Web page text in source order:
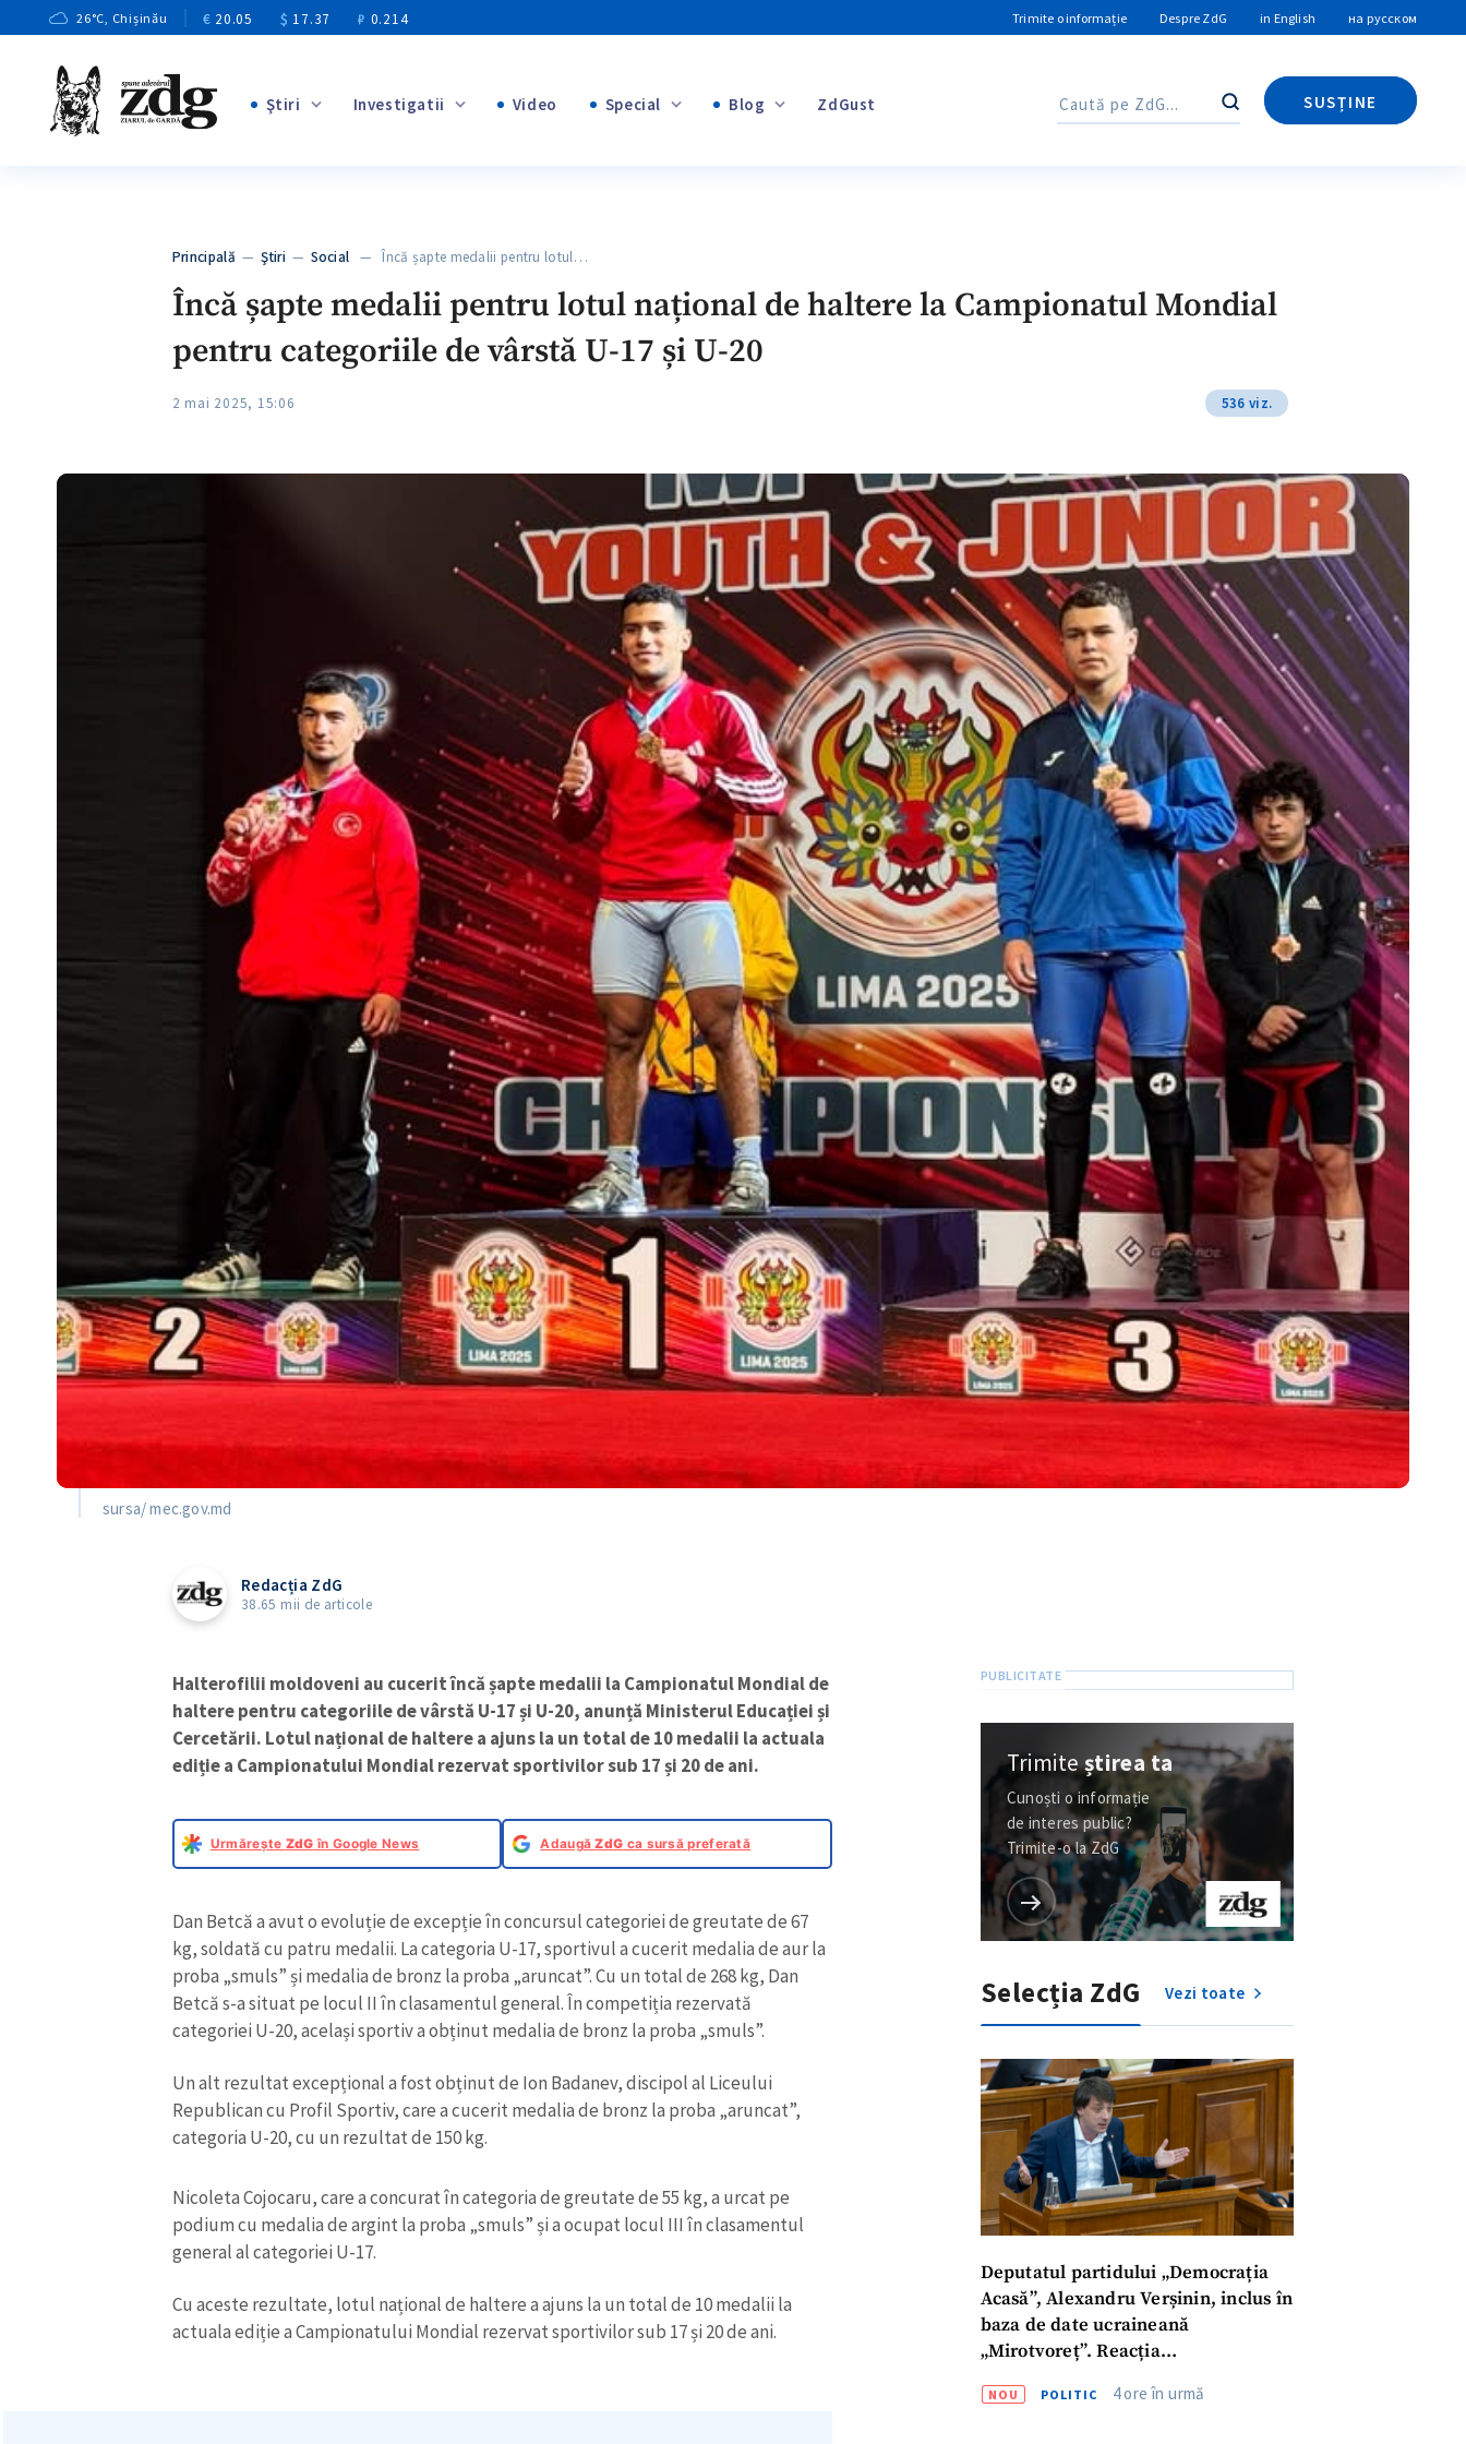
26°C, Chișinău € 20.05 $ 17.37 ₽ 0.214 Trimite o informație Despre ZdG in English на русском
Ştiri Investigatii Video Special
+1
Blog ZdGust Caută
SUSȚINE
Caută
Principală —Ştiri —Social — Încă șapte medalii pentru lotul…
Încă șapte medalii pentru lotul național de haltere la Campionatul Mondial
pentru categoriile de vârstă U-17 și U-20
2 mai 2025, 15:06 536 viz.
sursa/ mec.gov.md
Redacția ZdG
38.65 mii de articole
Halterofilii moldoveni au cucerit încă șapte medalii la Campionatul Mondial de
haltere pentru categoriile de vârstă U-17 și U-20, anunță Ministerul Educației și
Cercetării. Lotul național de haltere a ajuns la un total de 10 medalii la actuala
ediție a Campionatului Mondial rezervat sportivilor sub 17 și 20 de ani.
Urmărește ZdG în Google News AdaugăZdG ca sursă preferată
Dan Betcă a avut o evoluție de excepție în concursul categoriei de greutate de 67
kg, soldată cu patru medalii. La categoria U-17, sportivul a cucerit medalia de aur la
proba „smuls” și medalia de bronz la proba „aruncat”. Cu un total de 268 kg, Dan
Betcă s-a situat pe locul II în clasamentul general. În competiția rezervată
categoriei U-20, același sportiv a obținut medalia de bronz la proba „smuls”.
Un alt rezultat excepțional a fost obținut de Ion Badanev, discipol al Liceului
Republican cu Profil Sportiv, care a cucerit medalia de bronz la proba „aruncat”,
categoria U-20, cu un rezultat de 150 kg.
Nicoleta Cojocaru, care a concurat în categoria de greutate de 55 kg, a urcat pe
podium cu medalia de argint la proba „smuls” și a ocupat locul III în clasamentul
general al categoriei U-17.
Cu aceste rezultate, lotul național de haltere a ajuns la un total de 10 medalii la
actuala ediție a Campionatului Mondial rezervat sportivilor sub 17 și 20 de ani.
Trimiteștirea ta
Cunoști o informație
de interes public?
Trimite-o la ZdG
Selecția ZdG Vezi toate
Deputatul partidului „Democrația
Acasă”, Alexandru Verșinin, inclus în
baza de date ucraineană
„Mirotvoreț”. Reacția
NOU POLITIC 4 ore în urmă
Titlu știre + Adaugă titlu
Link media + Link media
+ Emailul meu
+ Telefon personal